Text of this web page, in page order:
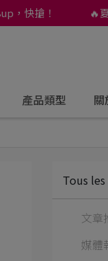
搶！ 🔥夏
產品類型 關
Tous
文章
媒體